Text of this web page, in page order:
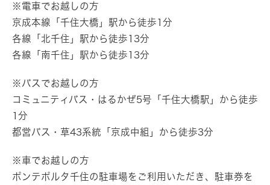
※電車でお越しの方
京成本線「千住大橋」駅から徒歩1分
各線「北千住」駅から徒歩13分
各線「南千住」駅から徒歩13分
※バスでお越しの方
コミュニティバス・はるかぜ5号「千住大橋駅」から徒歩
1分
都営バス・草43系統「京成中組」から徒歩3分
※車でお越しの方
ポンテポルタ千住の駐車場をご利用いただき、駐車券を